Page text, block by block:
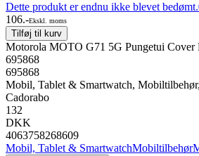
Dette produkt er endnu ikke blevet bedømt.
106.-Ekskl. moms
Tilføj til kurv
Motorola MOTO G71 5G Pungetui Cover
695868
695868
Mobil, Tablet & Smartwatch,
Cadorabo
132
DKK
4063758268609
Mobil, Tablet & SmartwatchMobiltilbehør